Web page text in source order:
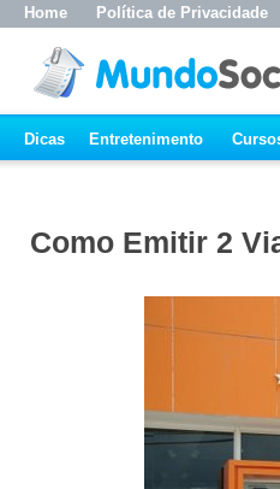
Home Política de Privacidade
Dicas Entretenimento
Como Emitir 2